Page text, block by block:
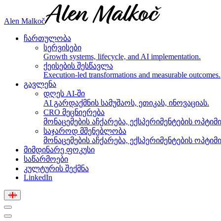
Alen Malkoč
ჩართულობა
სერვისები
Growth systems, lifecycle, and AI implementation.
ქეისების შესწავლა
Execution-led transformations and measurable outcomes.
გავლენა
დღეს AI-ში
AI გარდაქმნის სამუშაოს, ეთიკას, ინოვაციას.
CRO მეცნიერება
მონაცემების აჩქარება, ექსპერიმენტების
საჯაროდ მშენებლობა
მონაცემების აჩქარება, ექსპერიმენტების
მიმდინარე ფოკუსი
საწარმოები
კულტურის შექმნა
LinkedIn